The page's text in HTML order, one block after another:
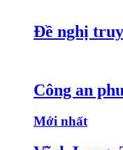
Đề nghị
Công an
Mới nhất